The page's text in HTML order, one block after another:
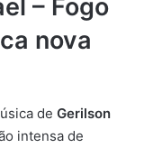
– Fogo
nova
de Gerilson
intensa de